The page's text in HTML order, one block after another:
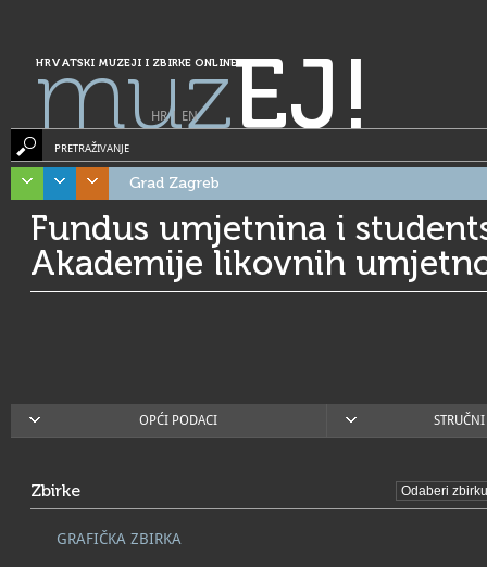
HRVATSKI MUZEJI I ZBIRKE ONLINE
muzEJ!
HR| EN
PRETRAŽIVANJE
Grad Zagreb
Fundus umjetnina i
Akademije likovnih
OPĆI PODACI
Zbirke
GRAFIČKA ZBIRKA